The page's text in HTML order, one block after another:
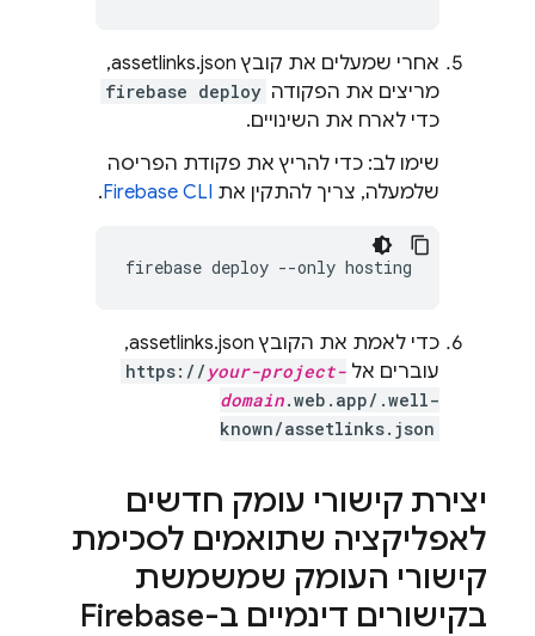
אחרי שמעלים את קובץ assetlinks.json,
מריצים את הפקודה firebase deploy
כדי לארח את השינויים.
שימו לב: כדי להריץ את פקודת הפריסה
שלמעלה, צריך להתקין את Firebase CLI
.
כדי לאמת את הקובץ assetlinks.json,
עוברים אל
https:// your-project-
domain.web.app/.well-
known/assetlinks.json
יצירת קישורי עומק חדשים
לאפליקציה שתואמים לסכימת
קישורי העומק שמשמשת
בקישורים דינמיים ב-Firebase